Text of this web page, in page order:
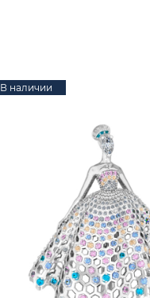
В наличии